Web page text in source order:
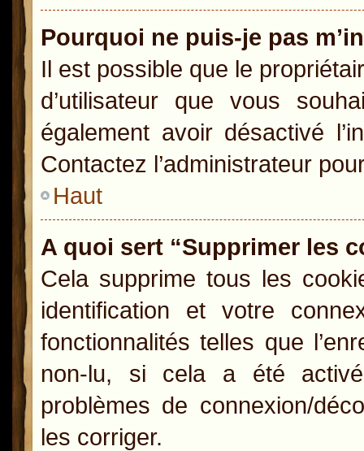
Pourquoi ne puis-je pas
Il est possible que le
d’utilisateur que vous
également avoir désactivé
Contactez l’administrateur
Haut
A quoi sert “Supprimer les
Cela supprime tous les
identification et votre
fonctionnalités telles que
non-lu, si cela a été
problèmes de connexion/
les corriger.